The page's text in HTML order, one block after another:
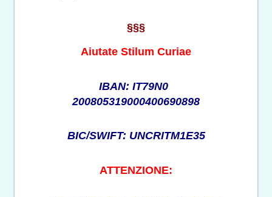
§§§
Aiutate Stilum Curiae
IBAN: IT79N0
200805319000400690898
BIC/SWIFT: UNCRITM1E35
ATTENZIONE: